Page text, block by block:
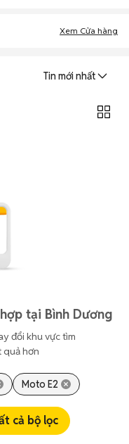
Xem Cửa hàng
Tin mới nhất
tại Bình Dương
đổi khu vực tìm
quả hơn
Moto E2
cả bộ lọc